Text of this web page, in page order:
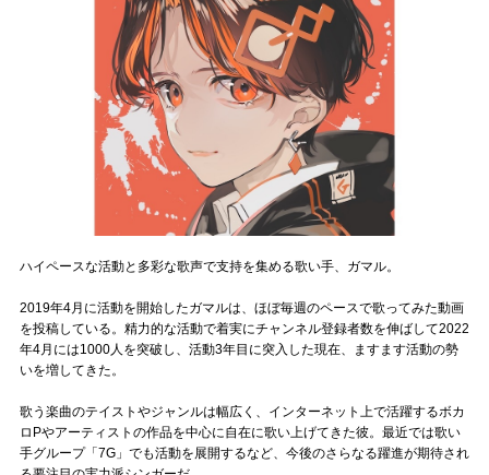
muevoクラウドファンディング
muevoコミュニティ
ぶいクラ！by muevo
ぶいコミュ！by muevo
ぶいマガ！ by muevo
Follow us
ハイペースな活動と多彩な歌声で支持を集める歌い手、ガマル。
2019年4月に活動を開始したガマルは、ほぼ毎週のペースで歌ってみた動画
を投稿している。精力的な活動で着実にチャンネル登録者数を伸ばして2022
年4月には1000人を突破し、活動3年目に突入した現在、ますます活動の勢
いを増してきた。
歌う楽曲のテイストやジャンルは幅広く、インターネット上で活躍するボカ
ロPやアーティストの作品を中心に自在に歌い上げてきた彼。最近では歌い
手グループ「7G」でも活動を展開するなど、今後のさらなる躍進が期待され